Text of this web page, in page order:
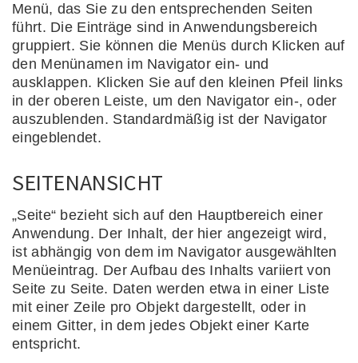
Menü, das Sie zu den entsprechenden Seiten
führt. Die Einträge sind in Anwendungsbereich
gruppiert. Sie können die Menüs durch Klicken auf
den Menünamen im Navigator ein- und
ausklappen. Klicken Sie auf den kleinen Pfeil links
in der oberen Leiste, um den Navigator ein-, oder
auszublenden. Standardmäßig ist der Navigator
eingeblendet.
SEITENANSICHT
„Seite“ bezieht sich auf den Hauptbereich einer
Anwendung. Der Inhalt, der hier angezeigt wird,
ist abhängig von dem im Navigator ausgewählten
Menüeintrag. Der Aufbau des Inhalts variiert von
Seite zu Seite. Daten werden etwa in einer Liste
mit einer Zeile pro Objekt dargestellt, oder in
einem Gitter, in dem jedes Objekt einer Karte
entspricht.